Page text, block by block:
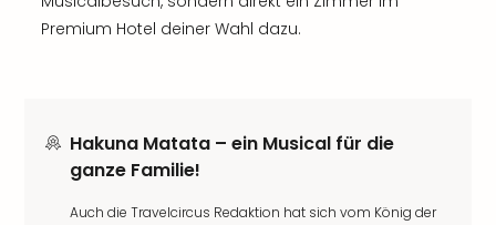
Premium Hotel deiner Wahl dazu.
Hakuna Matata – ein Musical für die
ganze Familie!
Auch die Travelcircus Redaktion hat sich vom König der